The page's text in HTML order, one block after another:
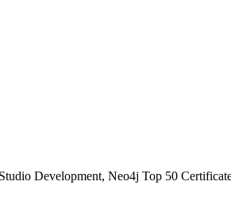
Development, Neo4j Top 50